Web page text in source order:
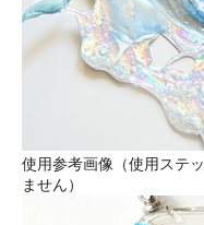
使用参考画像（使用ステ
ません）